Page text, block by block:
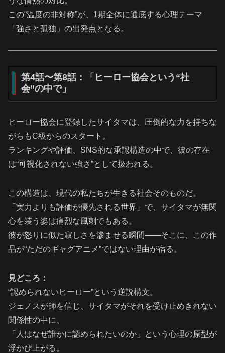
この“温度の非対称”が、1期全体に通底する心理テーマ
「強さと孤独」の出発点となる。
第4話〜第8話：「ヒーロー協会という“社
会”の中で」
ヒーロー協会に登録したサイタマは、圧倒的な力を持ちな
がらもC級からのスタート。
ランキングや評価、SNS的な承認構造の中で、彼の存在
は“可視化されない強さ”として扱われる。
この構造は、現代の私たちが生きる社会そのものだ。
「実力よりも評価が優先される世界」で、サイタマが無関
心を装う姿は痛烈な風刺でもある。
彼が怒りに似た寂しさを滲ませる瞬間――そこに、この作
品が“ただのギャグアニメ”ではない理由が宿る。
見どころ：
“認められないヒーロー”という逆説構文。
ジェノスが師を信じ、サイタマがそれを受け止めきれない
関係性の中に、
「人はなぜ誰かに認められたいのか」という心理の原型が
浮かび上がる。